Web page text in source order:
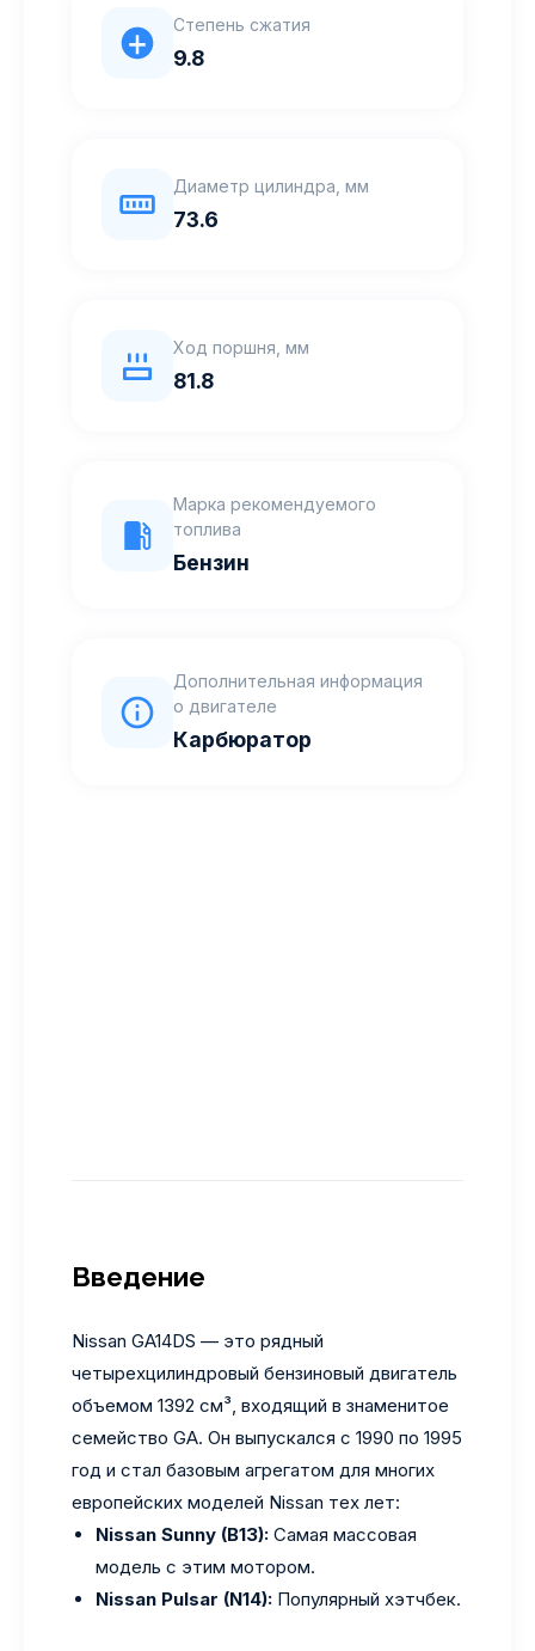
Степень сжатия
9.8
Диаметр цилиндра, мм
73.6
Ход поршня, мм
81.8
Марка рекомендуемого
топлива
Бензин
Дополнительная информация
о двигателе
Карбюратор
Введение
Nissan GA14DS — это рядный
четырехцилиндровый бензиновый двигатель
объемом 1392 см³, входящий в знаменитое
семейство GA. Он выпускался с 1990 по 1995
год и стал базовым агрегатом для многих
европейских моделей Nissan тех лет:
Nissan Sunny (B13): Самая массовая
модель с этим мотором.
Nissan Pulsar (N14): Популярный хэтчбек.